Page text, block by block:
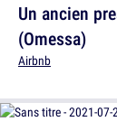
Un ancien
(Omessa)
Airbnb